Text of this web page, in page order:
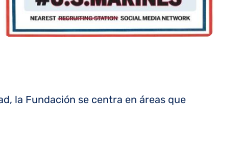
la Fundación se centra en áreas que